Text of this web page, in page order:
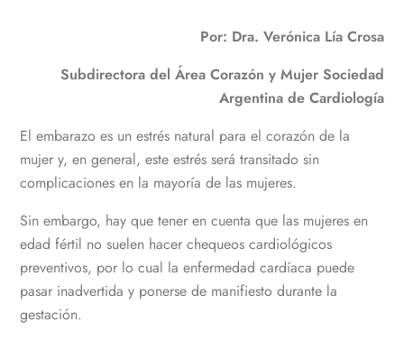
Por: Dra. Verónica Lía Crosa
Subdirectora del Área Corazón y Mujer Sociedad
Argentina de Cardiología
El embarazo es un estrés natural para el corazón de la
mujer y, en general, este estrés será transitado sin
complicaciones en la mayoría de las mujeres.
Sin embargo, hay que tener en cuenta que las mujeres en
edad fértil no suelen hacer chequeos cardiológicos
preventivos, por lo cual la enfermedad cardíaca puede
pasar inadvertida y ponerse de manifiesto durante la
gestación.